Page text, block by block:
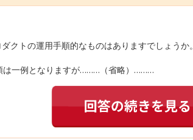
クトの運用手順的なものはありますでしょうか。
は一例となりますが………（省略）………